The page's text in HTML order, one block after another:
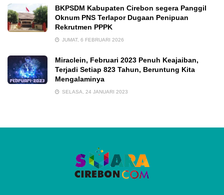
BKPSDM Kabupaten Cirebon segera Panggil
Oknum PNS Terlapor Dugaan Penipuan
Rekrutmen PPPK
JUMAT, 6 FEBRUARI 2026
Miraclein, Februari 2023 Penuh Keajaiban,
Terjadi Setiap 823 Tahun, Beruntung Kita
Mengalaminya
SELASA, 24 JANUARI 2023